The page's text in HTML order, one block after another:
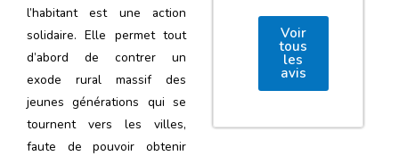
l’habitant est une action
solidaire. Elle permet tout
d’abord de contrer un
exode rural massif des
jeunes générations qui se
tournent vers les villes,
faute de pouvoir obtenir
Voir
tous
les
avis